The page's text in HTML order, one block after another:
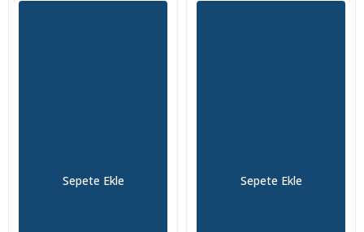
Sepete Ekle Sepete Ekle